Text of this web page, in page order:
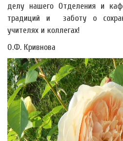
делу нашего Отделения и
традиций и заботу о
учителях и коллегах!
О.Ф. Кривнова